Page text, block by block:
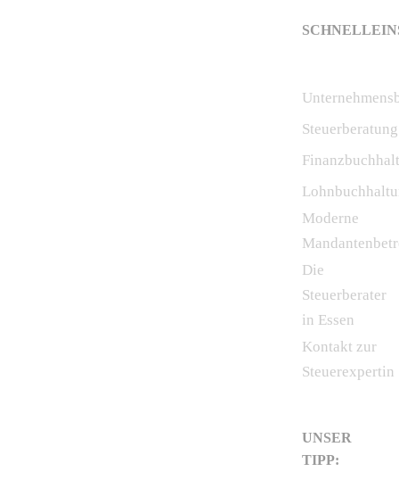
Steuerberatung
Moderne
Die
Steuerberater
in Essen
Kontakt zur
Steuerexpertin
UNSER
TIPP: